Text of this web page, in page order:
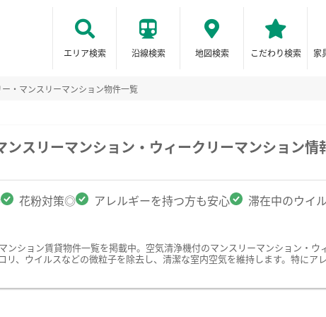
エリア検索 沿線検索 地図検索 こだわり検索 家
・マンスリーマンション物件一覧
スリーマンション・ウィークリーマンション情
花粉対策◎ アレルギーを持つ方も安心 滞在中のウイ
ション賃貸物件一覧を掲載中。空気清浄機付のマンスリーマンション・
、ウイルスなどの微粒子を除去し、清潔な室内空気を維持します。特にア